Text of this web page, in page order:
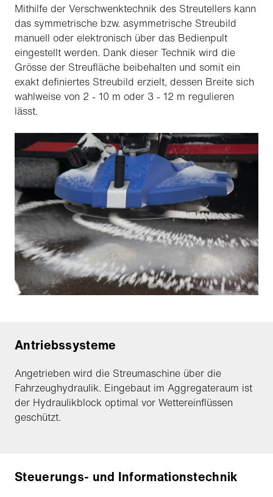
Mithilfe der Verschwenktechnik des Streutellers kann
das symmetrische bzw. asymmetrische Streubild
manuell oder elektronisch über das Bedienpult
eingestellt werden. Dank dieser Technik wird die
Grösse der Streufläche beibehalten und somit ein
exakt definiertes Streubild erzielt, dessen Breite sich
wahlweise von 2 - 10 m oder 3 - 12 m regulieren
lässt.
Antriebssysteme
Angetrieben wird die Streumaschine über die
Fahrzeughydraulik. Eingebaut im Aggregateraum ist
der Hydraulikblock optimal vor Wettereinflüssen
geschützt.
Steuerungs- und Informationstechnik